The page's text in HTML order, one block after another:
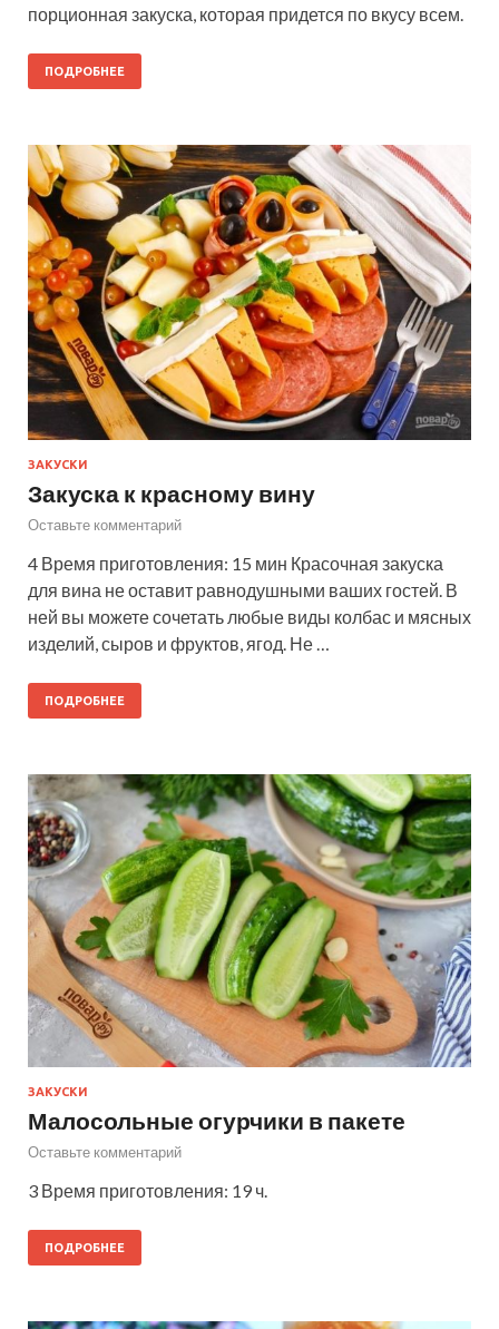
порционная закуска, которая придется по вкусу всем.
ПОДРОБНЕЕ
ЗАКУСКИ
Закуска к красному вину
Оставьте комментарий
4 Время приготовления: 15 мин Красочная закуска
для вина не оставит равнодушными ваших гостей. В
ней вы можете сочетать любые виды колбас и мясных
изделий, сыров и фруктов, ягод. Не …
ПОДРОБНЕЕ
ЗАКУСКИ
Малосольные огурчики в пакете
Оставьте комментарий
3 Время приготовления: 19 ч.
ПОДРОБНЕЕ